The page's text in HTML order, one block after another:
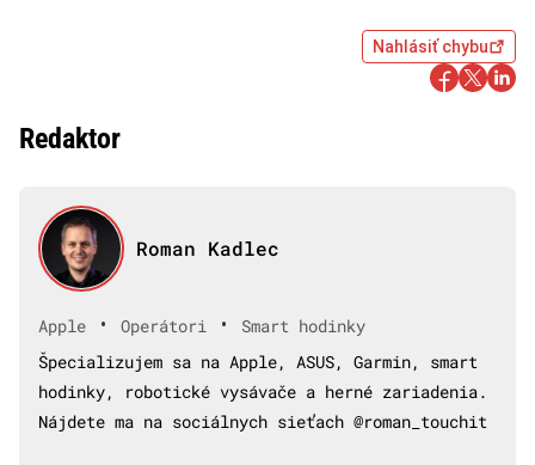
Nahlásiť chybu
Redaktor
Roman Kadlec
Apple • Operátori •
Smart hodinky
Špecializujem sa na Apple, ASUS, Garmin, smart
hodinky, robotické vysávače a herné zariadenia.
Nájdete ma na sociálnych sieťach @roman_touchit